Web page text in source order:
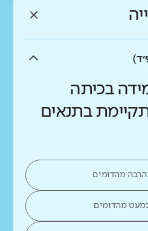
בכיתה
בתנאים
מהדומים
מהדומים